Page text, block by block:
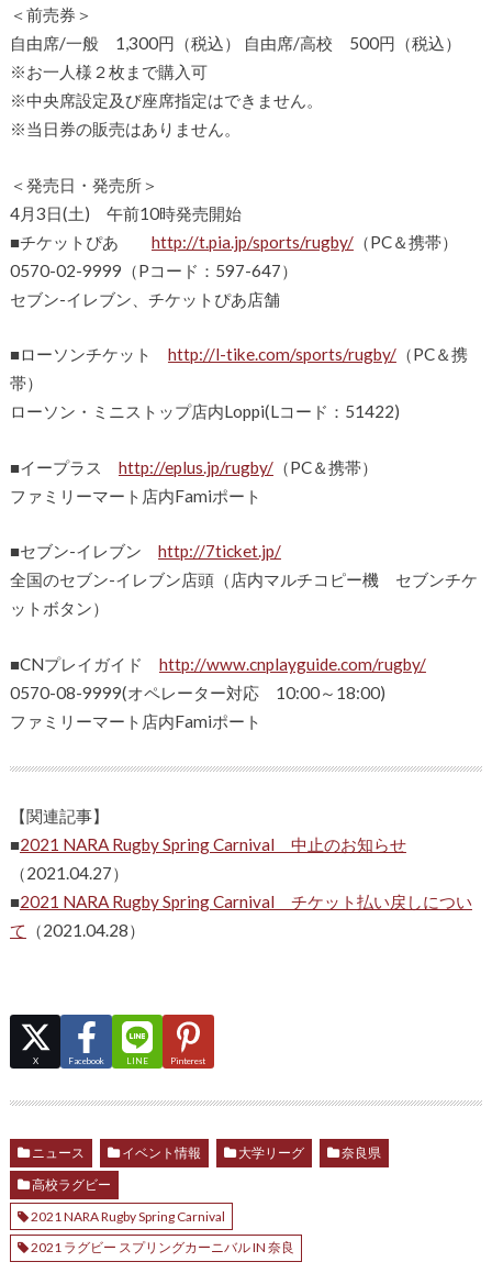
＜前売券＞
自由席/一般 1,300円（税込） 自由席/高校 500円（税込）
※お一人様２枚まで購入可
※中央席設定及び座席指定はできません。
※当日券の販売はありません。
＜発売日・発売所＞
4月3日(土) 午前10時発売開始
■チケットぴあ http://t.pia.jp/sports/rugby/（PC＆携帯）
0570-02-9999（Pコード：597-647）
セブン-イレブン、チケットぴあ店舗
■ローソンチケット http://l-tike.com/sports/rugby/（PC＆携
帯）
ローソン・ミニストップ店内Loppi(Lコード：51422)
■イープラス http://eplus.jp/rugby/（PC＆携帯）
ファミリーマート店内Famiポート
■セブン-イレブン http://7ticket.jp/
全国のセブン-イレブン店頭（店内マルチコピー機 セブンチケ
ットボタン）
■CNプレイガイド http://www.cnplayguide.com/rugby/
0570-08-9999(オペレーター対応 10:00～18:00)
ファミリーマート店内Famiポート
【関連記事】
■2021 NARA Rugby Spring Carnival 中止のお知らせ
（2021.04.27）
■2021 NARA Rugby Spring Carnival チケット払い戻しについ
て
（2021.04.28）
X Facebook LINE Pinterest
ニュース イベント情報 大学リーグ
奈良県
高校ラグビー
2021 NARA Rugby Spring Carnival
2021 ラグビー スプリングカーニバル IN 奈良